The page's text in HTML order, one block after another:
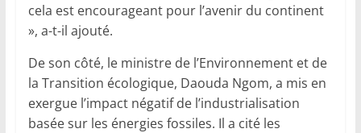
cela est encourageant pour l’avenir du continent
», a-t-il ajouté.
De son côté, le ministre de l’Environnement et de
la Transition écologique, Daouda Ngom, a mis en
exergue l’impact négatif de l’industrialisation
basée sur les énergies fossiles. Il a cité les